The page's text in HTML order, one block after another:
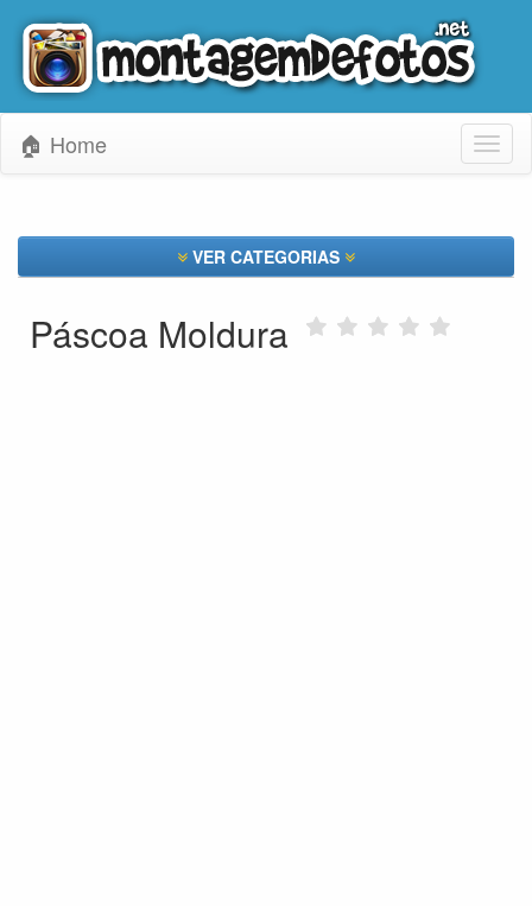
🏠 Home
VER CATEGORIAS
Páscoa Moldura